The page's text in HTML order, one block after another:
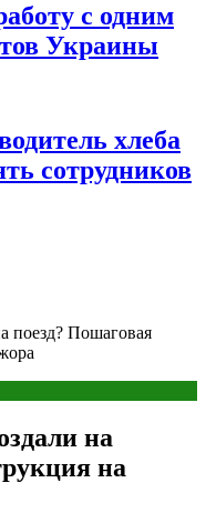
с одним
Украины
хлеба
сотрудников
поезд? Пошаговая
на
на